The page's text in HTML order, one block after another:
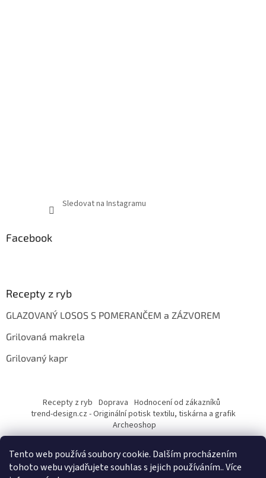
Tento web používá soubory cookie. Dalším procházením
tohoto webu vyjadřujete souhlas s jejich používáním.. Více
Sledovat na Instagramu
Facebook
Recepty z ryb
GLAZOVANÝ LOSOS S POMERANČEM a ZÁZVOREM
Grilovaná makrela
Grilovaný kapr
Recepty z ryb Doprava Hodnocení od zákazníků
trend-design.cz - Originální potisk textilu, tiskárna a grafik
Archeoshop